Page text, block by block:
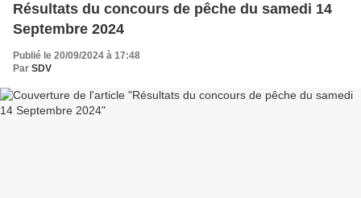
Résultats du concours de pêche du samedi 14
Septembre 2024
Publié le 20/09/2024 à 17:48
Par SDV